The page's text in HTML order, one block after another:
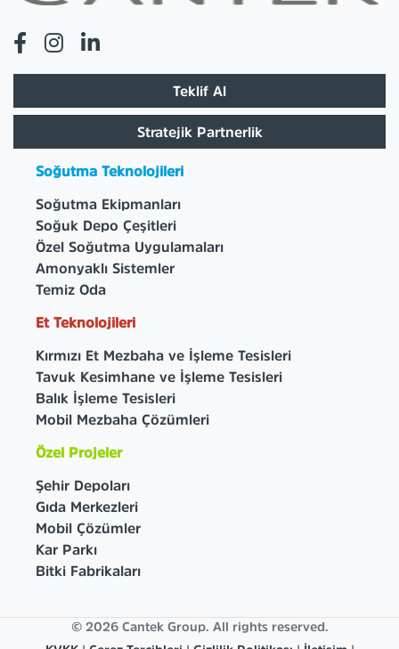
Teklif Al
Stratejik Partnerlik
Soğutma Teknolojileri
Soğutma Ekipmanları
Soğuk Depo Çeşitleri
Özel Soğutma Uygulamaları
Amonyaklı Sistemler
Temiz Oda
Et Teknolojileri
Kırmızı Et Mezbaha ve İşleme Tesisleri
Tavuk Kesimhane ve İşleme Tesisleri
Balık İşleme Tesisleri
Mobil Mezbaha Çözümleri
Özel Projeler
Şehir Depoları
Gıda Merkezleri
Mobil Çözümler
Kar Parkı
Bitki Fabrikaları
© 2026 Cantek Group. All rights reserved.